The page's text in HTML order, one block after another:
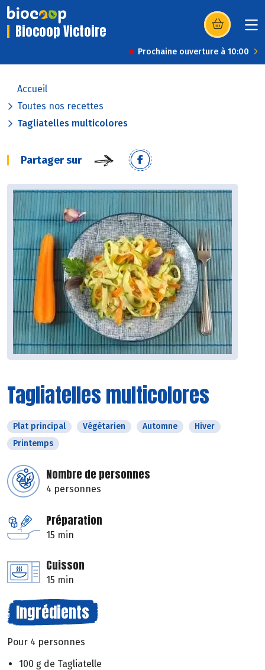
Biocoop Victoire (s’ouvre dans
Prochaine ouverture à 10:00
Accueil
Toutes nos recettes
Tagliatelles multicolores
Partager sur
Tagliatelles multicolores
Plat principal Végétarien Automne
Hiver
Printemps
Nombre de personnes
4 personnes
Préparation
15 min
Cuisson
15 min
Ingrédients
Pour 4 personnes
100 g de Tagliatelle